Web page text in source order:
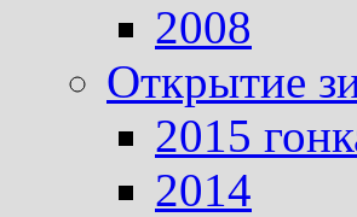
2008
Открытие
2015
2014